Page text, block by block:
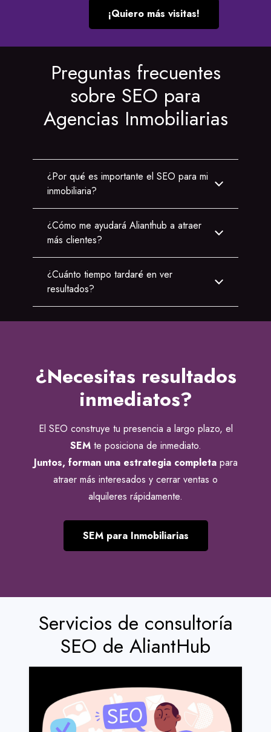
¡Quiero más visitas!
Preguntas frecuentes
sobre SEO para
Agencias Inmobiliarias
¿Por qué es importante el SEO para mi
inmobiliaria?
¿Cómo me ayudará Alianthub a atraer
más clientes?
¿Cuánto tiempo tardaré en ver
resultados?
¿Necesitas resultados
inmediatos?
El SEO construye tu presencia a largo plazo, el
SEMte posiciona de inmediato.
Juntos, forman una estrategia completapara
atraer más interesados y cerrar ventas o
alquileres rápidamente.
SEM para Inmobiliarias
Servicios de consultoría
SEO de AliantHub